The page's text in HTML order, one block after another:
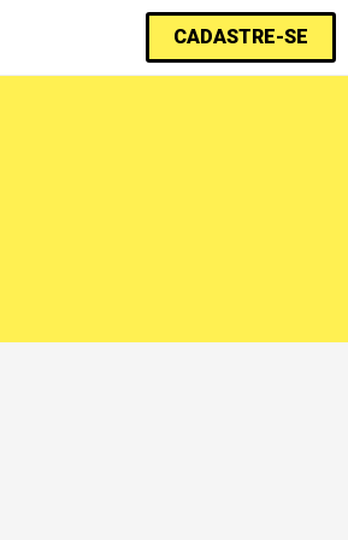
CADASTRE-SE